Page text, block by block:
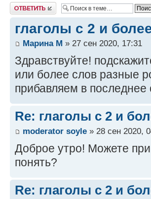
Ответить
глаголы с 2 и
Марина М » 27 сен 2020, 17:31
Здравствуйте!
или более слов разные
прибавляем в последнее
Re: глаголы с 2 и
moderator soyle » 28 сен 2020,
Доброе утро! Можете
понять?
Re: глаголы с 2 и